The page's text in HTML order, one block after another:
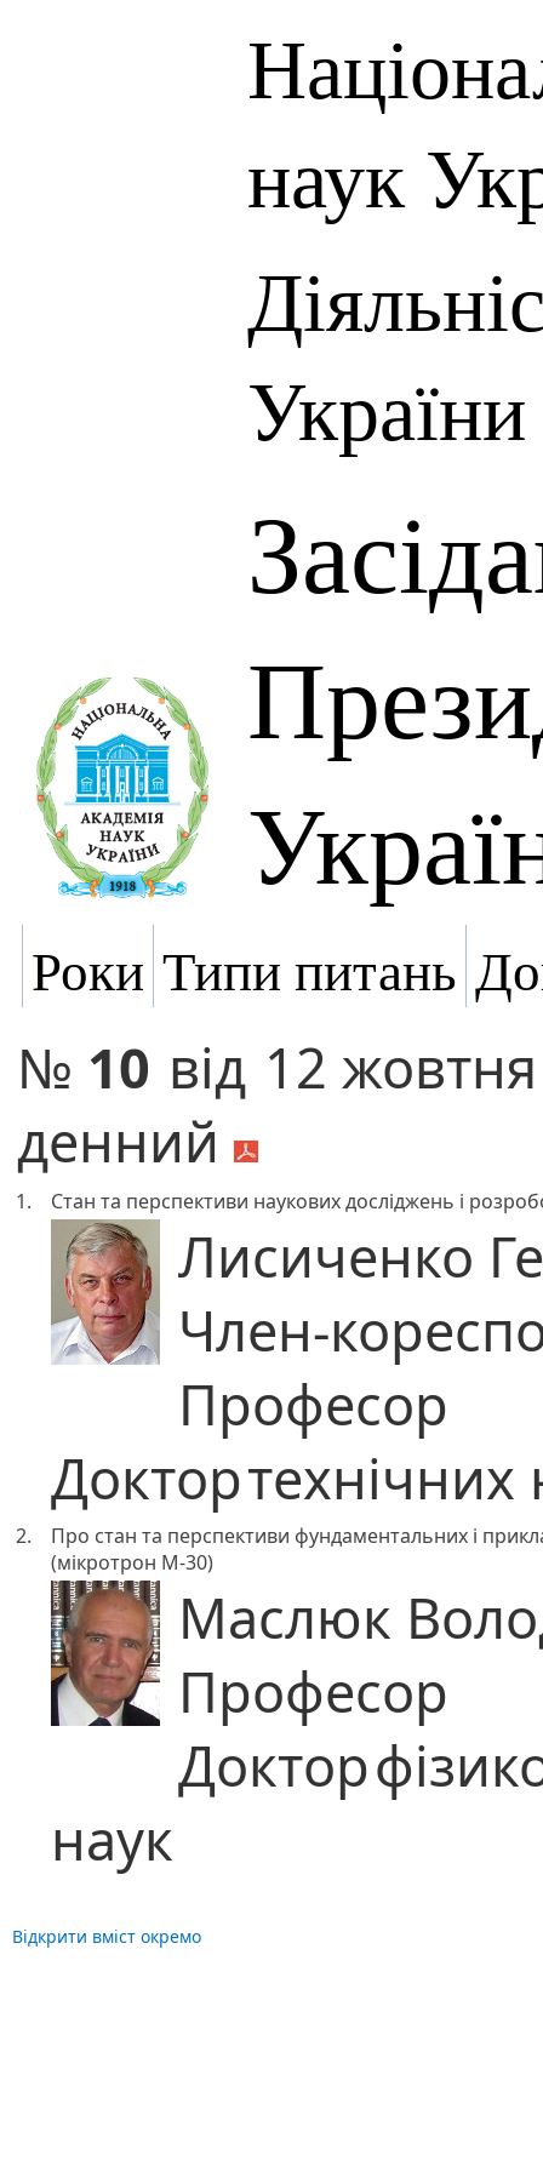
наук
України
Роки Типи питань
№ 10 від 12
денний
1. Стан та перспективи наукових досліджень і
Лисиченко
Член-
Професор
Доктортехнічних
2.
Про стан та перспективи фундаментальних і
(мікротрон М-30)
Маслюк
Професор
Доктор
наук
Відкрити вміст окремо